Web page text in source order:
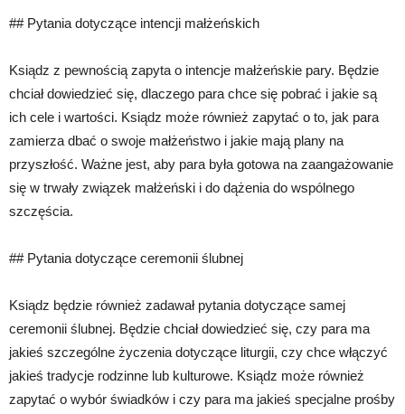
## Pytania dotyczące intencji małżeńskich
Ksiądz z pewnością zapyta o intencje małżeńskie pary. Będzie
chciał dowiedzieć się, dlaczego para chce się pobrać i jakie są
ich cele i wartości. Ksiądz może również zapytać o to, jak para
zamierza dbać o swoje małżeństwo i jakie mają plany na
przyszłość. Ważne jest, aby para była gotowa na zaangażowanie
się w trwały związek małżeński i do dążenia do wspólnego
szczęścia.
## Pytania dotyczące ceremonii ślubnej
Ksiądz będzie również zadawał pytania dotyczące samej
ceremonii ślubnej. Będzie chciał dowiedzieć się, czy para ma
jakieś szczególne życzenia dotyczące liturgii, czy chce włączyć
jakieś tradycje rodzinne lub kulturowe. Ksiądz może również
zapytać o wybór świadków i czy para ma jakieś specjalne prośby